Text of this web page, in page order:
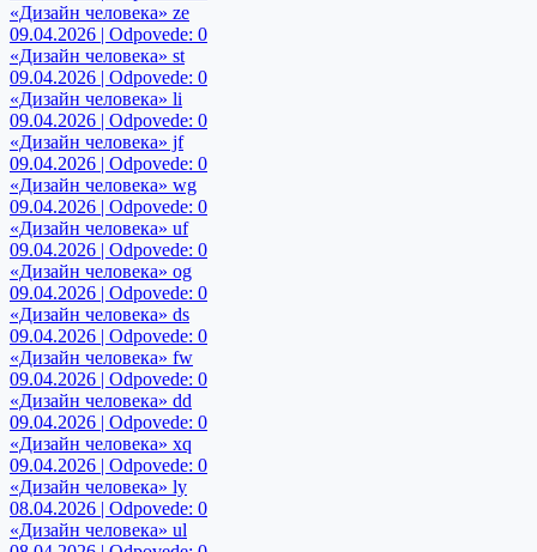
«Дизайн человека» ze
09.04.2026 | Odpovede: 0
«Дизайн человека» st
09.04.2026 | Odpovede: 0
«Дизайн человека» li
09.04.2026 | Odpovede: 0
«Дизайн человека» jf
09.04.2026 | Odpovede: 0
«Дизайн человека» wg
09.04.2026 | Odpovede: 0
«Дизайн человека» uf
09.04.2026 | Odpovede: 0
«Дизайн человека» og
09.04.2026 | Odpovede: 0
«Дизайн человека» ds
09.04.2026 | Odpovede: 0
«Дизайн человека» fw
09.04.2026 | Odpovede: 0
«Дизайн человека» dd
09.04.2026 | Odpovede: 0
«Дизайн человека» xq
09.04.2026 | Odpovede: 0
«Дизайн человека» ly
08.04.2026 | Odpovede: 0
«Дизайн человека» ul